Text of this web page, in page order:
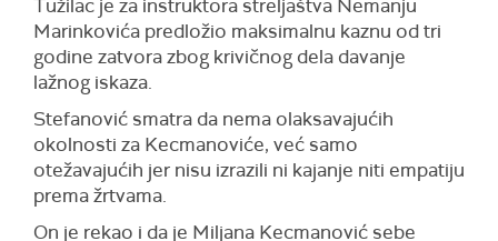
Tužilac je za instruktora streljaštva Nemanju
Marinkovića predložio maksimalnu kaznu od tri
godine zatvora zbog krivičnog dela davanje
lažnog iskaza.
Stefanović smatra da nema olaksavajućih
okolnosti za Kecmanoviće, već samo
otežavajućih jer nisu izrazili ni kajanje niti empatiju
prema žrtvama.
On je rekao i da je Miljana Kecmanović sebe